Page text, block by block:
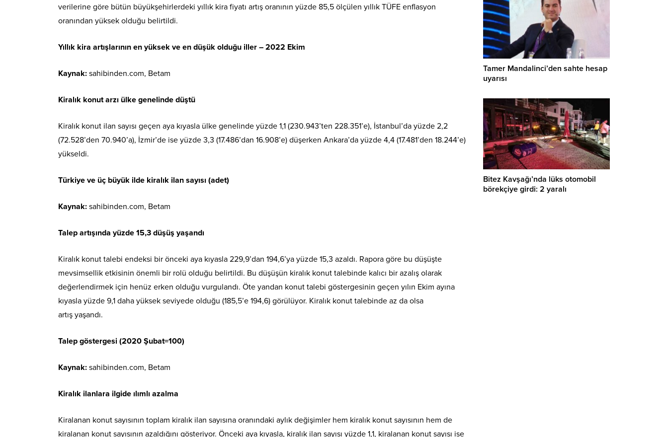
verilerine göre bütün büyükşehirlerdeki yıllık kira fiyatı artış oranının yüzde 85,5 ölçülen yıllık TÜFE enflasyon
oranından yüksek olduğu belirtildi.
Yıllık kira artışlarının en yüksek ve en düşük olduğu iller – 2022 Ekim
Kaynak: sahibinden.com, Betam
Kiralık konut arzı ülke genelinde düştü
Kiralık konut ilan sayısı geçen aya kıyasla ülke genelinde yüzde 1,1 (230.943’ten 228.351’e), İstanbul’da yüzde 2,2
(72.528’den 70.940’a), İzmir’de ise yüzde 3,3 (17.486’dan 16.908’e) düşerken Ankara’da yüzde 4,4 (17.481’den 18.244’e)
yükseldi.
Türkiye ve üç büyük ilde kiralık ilan sayısı (adet)
Kaynak: sahibinden.com, Betam
Talep artışında yüzde 15,3 düşüş yaşandı
Kiralık konut talebi endeksi bir önceki aya kıyasla 229,9’dan 194,6’ya yüzde 15,3 azaldı. Rapora göre bu düşüşte
mevsimsellik etkisinin önemli bir rolü olduğu belirtildi. Bu düşüşün kiralık konut talebinde kalıcı bir azalış olarak
değerlendirmek için henüz erken olduğu vurgulandı. Öte yandan konut talebi göstergesinin geçen yılın Ekim ayına
kıyasla yüzde 9,1 daha yüksek seviyede olduğu (185,5’e 194,6) görülüyor. Kiralık konut talebinde az da olsa
artış yaşandı.
Talep göstergesi (2020 Şubat=100)
Kaynak: sahibinden.com, Betam
Kiralık ilanlara ilgide ılımlı azalma
Kiralanan konut sayısının toplam kiralık ilan sayısına oranındaki aylık değişimler hem kiralık konut sayısının hem de
kiralanan konut sayısının azaldığını gösteriyor. Önceki aya kıyasla, kiralık ilan sayısı yüzde 1,1, kiralanan konut sayısı ise
Tamer Mandalinci’den sahte hesap
uyarısı
Bitez Kavşağı’nda lüks otomobil
börekçiye girdi: 2 yaralı